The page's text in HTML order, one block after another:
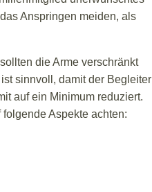
Anspringen meiden, als
die Arme verschränkt
sinnvoll, damit der Begleiter
auf ein Minimum reduziert.
Aspekte achten: